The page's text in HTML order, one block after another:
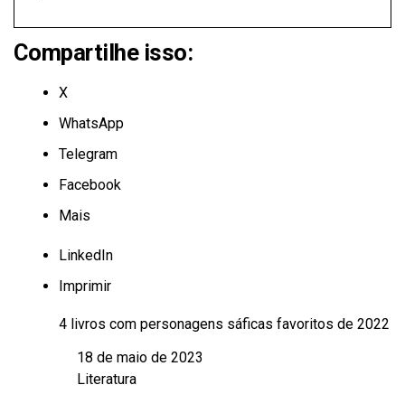
Compartilhe isso:
X
WhatsApp
Telegram
Facebook
Mais
LinkedIn
Imprimir
4 livros com personagens sáficas favoritos de 2022
Data18 de maio de 2023
Em relação a
Literatura